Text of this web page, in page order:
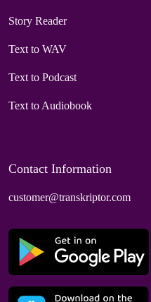
Story Reader
Text to WAV
Text to Podcast
Text to Audiobook
Contact Information
customer@transkriptor.com